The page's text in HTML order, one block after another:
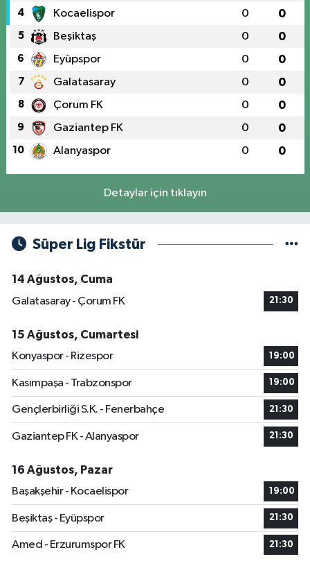
4 Kocaelispor 0 0
5 Beşiktaş 0 0
6 Eyüpspor 0 0
7 Galatasaray 0 0
8 Çorum FK 0 0
9 Gaziantep FK 0 0
10 Alanyaspor 0 0
Detaylar için tıklayın
Süper Lig Fikstür
14 Ağustos, Cuma
Galatasaray - Çorum FK
21:30
15 Ağustos, Cumartesi
Konyaspor - Rizespor
19:00
Kasımpaşa - Trabzonspor 19:00
Gençlerbirliği S.K. - Fenerbahçe 21:30
Gaziantep FK - Alanyaspor 21:30
16 Ağustos, Pazar
Başakşehir - Kocaelispor
19:00
Beşiktaş - Eyüpspor 21:30
Amed - Erzurumspor FK 21:30